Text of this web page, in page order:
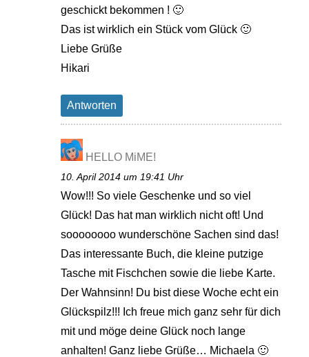
geschickt bekommen ! 🙂
Das ist wirklich ein Stück vom Glück 🙂
Liebe Grüße
Hikari
Antworten
HELLO MiME!
10. April 2014 um 19:41 Uhr
Wow!!! So viele Geschenke und so viel
Glück! Das hat man wirklich nicht oft! Und
soooooooo wunderschöne Sachen sind das!
Das interessante Buch, die kleine putzige
Tasche mit Fischchen sowie die liebe Karte.
Der Wahnsinn! Du bist diese Woche echt ein
Glückspilz!!! Ich freue mich ganz sehr für dich
mit und möge deine Glück noch lange
anhalten! Ganz liebe Grüße… Michaela 🙂